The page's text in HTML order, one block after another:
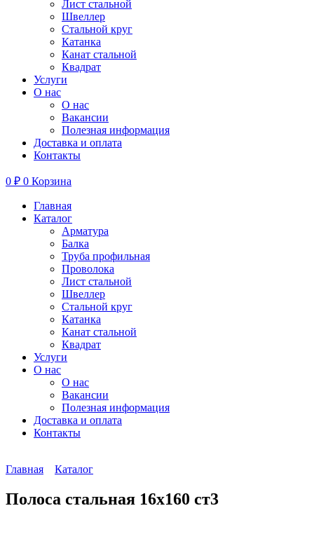
Лист стальной
Швеллер
Стальной круг
Катанка
Канат стальной
Квадрат
Услуги
О нас
О нас
Вакансии
Полезная информация
Доставка и оплата
Контакты
0 ₽ 0 Корзина
Главная
Каталог
Арматура
Балка
Труба профильная
Проволока
Лист стальной
Швеллер
Стальной круг
Катанка
Канат стальной
Квадрат
Услуги
О нас
О нас
Вакансии
Полезная информация
Доставка и оплата
Контакты
Главная Каталог
Полоса стальная 16х160 ст3